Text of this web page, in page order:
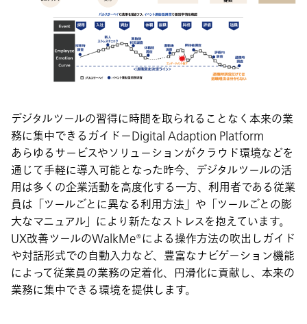
デジタルツールの習得に時間を取られることなく本来の業
務に集中できるガイドーDigital Adaption Platform
あらゆるサービスやソリューションがクラウド環境などを
通じて手軽に導入可能となった昨今、デジタルツールの活
用は多くの企業活動を高度化する一方、利用者である従業
員は「ツールごとに異なる利用方法」や「ツールごとの膨
大なマニュアル」により新たなストレスを抱えています。
UX改善ツールのWalkMe®による操作方法の吹出しガイド
や対話形式での自動入力など、豊富なナビゲーション機能
によって従業員の業務の定着化、円滑化に貢献し、本来の
業務に集中できる環境を提供します。